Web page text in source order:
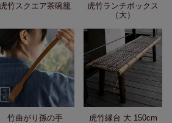
虎竹スクエア茶碗籠
虎竹ランチボックス
（大）
竹曲がり孫の手 虎竹縁台 大 150cm